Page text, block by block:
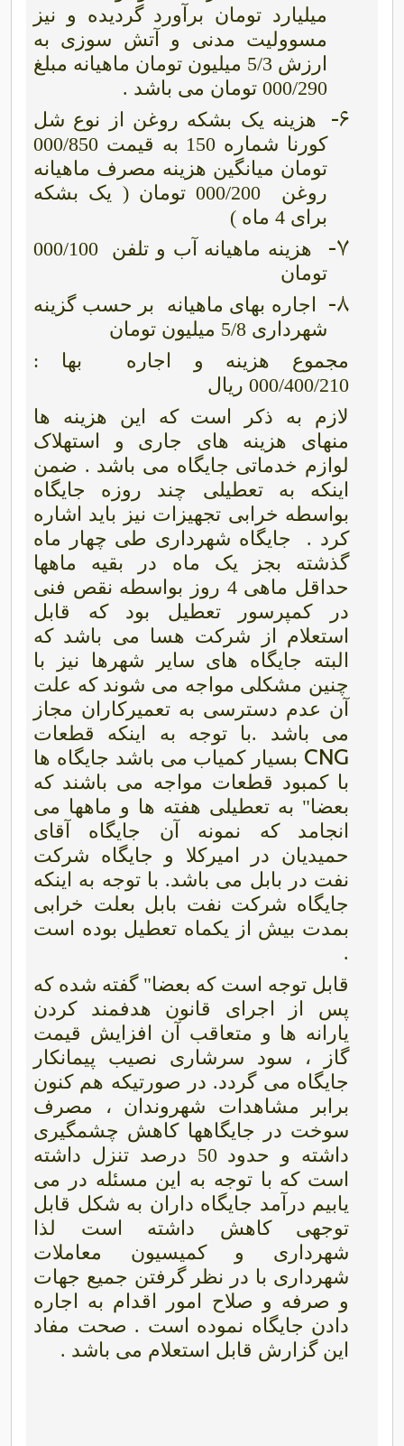
میلیارد تومان برآورد گردیده و نیز
مسوولیت مدنی و آتش سوزی به
ارزش 5/3 میلیون تومان ماهیانه مبلغ
000/290 تومان می باشد .
6-
هزینه یک بشکه روغن از نوع شل
کورنا شماره 150 به قیمت 000/850
تومان میانگین هزینه مصرف ماهیانه
روغن
000/200 تومان ( یک بشکه
برای 4 ماه )
7- هزینه ماهیانه آب و تلفن
000/100
تومان
8- اجاره بهای ماهیانه
بر حسب گزینه
شهرداری 5/8 میلیون تومان
مجموع هزینه و اجاره
بها :
000/400/210 ریال
لازم به ذکر است که این هزینه ها
منهای هزینه های جاری و استهلاک
لوازم خدماتی جایگاه می باشد . ضمن
اینکه به تعطیلی چند روزه جایگاه
بواسطه خرابی تجهیزات نیز باید اشاره
کرد .
جایگاه شهرداری طی چهار ماه
گذشته بجز یک ماه در بقیه ماهها
حداقل ماهی 4 روز بواسطه نقص فنی
در کمپرسور تعطیل بود که قابل
استعلام از شرکت هسا می باشد که
البته جایگاه های سایر شهرها نیز با
چنین مشکلی مواجه می شوند که علت
آن عدم دسترسی به تعمیرکاران مجاز
می باشد .با توجه به اینکه قطعات
CNG بسیار کمیاب می باشد جایگاه ها
با کمبود قطعات مواجه می باشند که
بعضا" به تعطیلی هفته ها و ماهها می
انجامد که نمونه آن جایگاه آقای
حمیدیان در امیرکلا و جایگاه شرکت
نفت در بابل می باشد. با توجه به اینکه
جایگاه شرکت نفت بابل بعلت خرابی
بمدت بیش از یکماه تعطیل بوده است
.
قابل توجه است که بعضا" گفته شده که
پس از اجرای قانون هدفمند کردن
یارانه ها و متعاقب آن افزایش قیمت
گاز ، سود سرشاری نصیب پیمانکار
جایگاه می گردد. در صورتیکه هم کنون
برابر مشاهدات شهروندان ، مصرف
سوخت در جایگاهها کاهش چشمگیری
داشته و حدود 50 درصد تنزل داشته
است که با توجه به این مسئله در می
یابیم درآمد جایگاه داران به شکل قابل
توجهی کاهش داشته است لذا
شهرداری و کمیسیون معاملات
شهرداری با در نظر گرفتن جمیع جهات
و صرفه و صلاح امور اقدام به اجاره
دادن جایگاه نموده است . صحت مفاد
این گزارش قابل استعلام می باشد .